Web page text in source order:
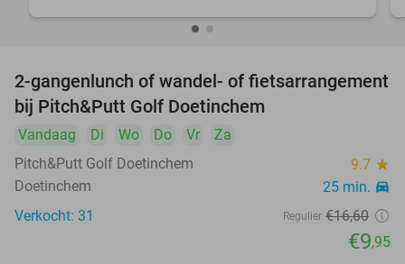
40%
2-gangenlunch of wandel- of fietsarrangement
bij Pitch&Putt Golf Doetinchem
Vandaag Di Wo Do Vr
Za
Pitch&Putt Golf Doetinchem
9.7 star
Doetinchem 25 min. directions_car
Verkocht: 31 Regulier €16,60
€9,95